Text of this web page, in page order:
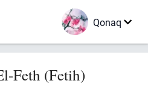
Qonaq
Feth (Fetih)